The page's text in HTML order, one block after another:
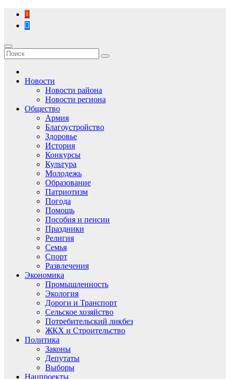
Перейти
содержимому
Новости
Новости района
Новости региона
Общество
Армия
Благоустройство
Здоровье
История
Конкурсы
Культура
Молодежь
Образование
Патриотизм
Погода
Помощь
Пособия и пенсии
Праздники
Религия
Семья
Спорт
Развлечения
Экономика
Промышленность
Экология
Дороги и Транспорт
Сельское хозяйство
Потребительский ликбез
ЖКХ и Строительство
Политика
Законы
Депутаты
Выборы
Нацпроекты